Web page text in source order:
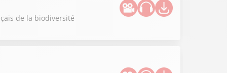
de la biodiversité